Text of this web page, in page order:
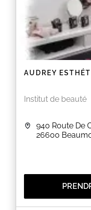
AUDREY
Institut de beauté
940 Route De
26600